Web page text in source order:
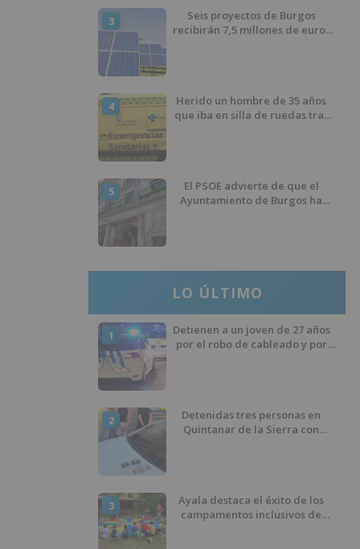
3
Seis proyectos de Burgos
recibirán 7,5 millones de euros
4
Herido un hombre de 35 años
que iba en silla de ruedas tras
5
El PSOE advierte de que el
Ayuntamiento de Burgos ha
LO ÚLTIMO
1
Detienen a un joven de 27 años
por el robo de cableado y por
2
Detenidas tres personas en
Quintanar de la Sierra con
3
Ayala destaca el éxito de los
campamentos inclusivos de